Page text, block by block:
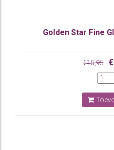
Golden Star Fine
€15,95